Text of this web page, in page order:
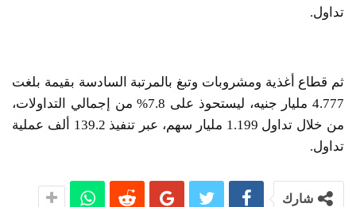
تداول.
ثم قطاع أغذية ومشروبات وتبغ بالمرتبة السادسة بقيمة بلغت
4.777 مليار جنيه، ليستحوذ على 7.8% من إجمالي التداولات،
من خلال تداول 1.199 مليار سهم، عبر تنفيذ 139.2 ألف عملية
تداول.
شارك